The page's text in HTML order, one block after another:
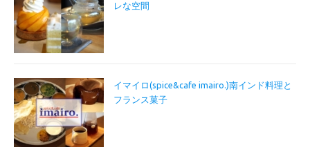
レな空間
イマイロ(spice&cafe imairo.)南インド料理と
フランス菓子